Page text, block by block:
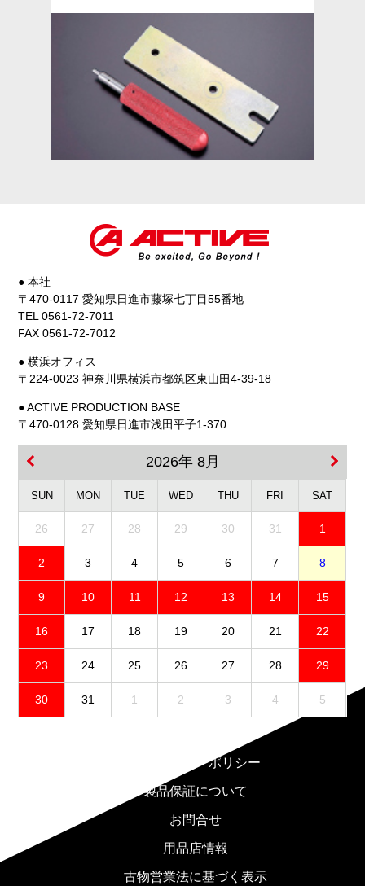
● 本社
〒470-0117 愛知県日進市藤塚七丁目55番地
TEL 0561-72-7011
FAX 0561-72-7012
● 横浜オフィス
〒224-0023 神奈川県横浜市都筑区東山田4-39-18
● ACTIVE PRODUCTION BASE
〒470-0128 愛知県日進市浅田平子1-370
2026年 8月
SUN MON TUE WED THU FRI SAT
26 27 28 29 30 31 1
2 3 4 5 6 7 8
9 10 11 12 13 14 15
16 17 18 19 20 21 22
23 24 25 26 27 28 29
30 31 1 2 3 4 5
プライバシーポリシー
製品保証について
お問合せ
用品店情報
古物営業法に基づく表示